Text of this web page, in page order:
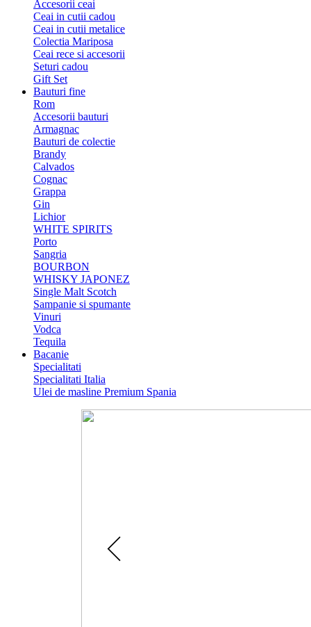
Accesorii ceai
Ceai in cutii cadou
Ceai in cutii metalice
Colectia Mariposa
Ceai rece si accesorii
Seturi cadou
Gift Set
Bauturi fine
Rom
Accesorii bauturi
Armagnac
Bauturi de colectie
Brandy
Calvados
Cognac
Grappa
Gin
Lichior
WHITE SPIRITS
Porto
Sangria
BOURBON
WHISKY JAPONEZ
Single Malt Scotch
Sampanie si spumante
Vinuri
Vodca
Tequila
Bacanie
Specialitati
Specialitati Italia
Ulei de masline Premium Spania